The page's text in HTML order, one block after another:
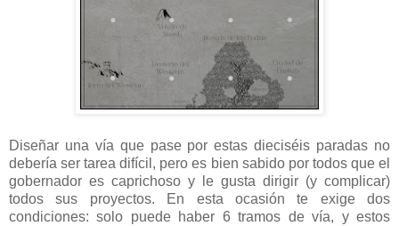
Diseñar una vía que pase por estas dieciséis paradas no
debería ser tarea difícil, pero es bien sabido por todos que el
gobernador es caprichoso y le gusta dirigir (y complicar)
todos sus proyectos. En esta ocasión te exige dos
condiciones: solo puede haber 6 tramos de vía, y estos